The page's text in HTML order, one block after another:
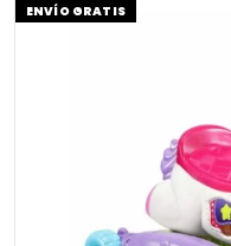
ENVÍO GRATIS